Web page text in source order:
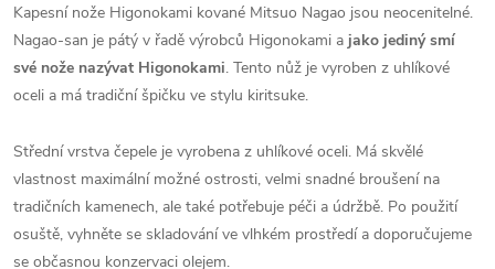
Kapesní nože Higonokami kované Mitsuo Nagao jsou neocenitelné.
Nagao-san je pátý v řadě výrobců Higonokami a jako jediný smí
své nože nazývat Higonokami. Tento nůž je vyroben z uhlíkové
oceli a má tradiční špičku ve stylu kiritsuke.
Střední vrstva čepele je vyrobena z uhlíkové oceli. Má skvělé
vlastnost maximální možné ostrosti, velmi snadné broušení na
tradičních kamenech, ale také potřebuje péči a údržbě. Po použití
osuště, vyhněte se skladování ve vlhkém prostředí a doporučujeme
se občasnou konzervaci olejem.